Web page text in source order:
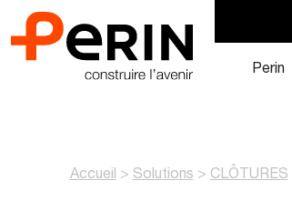
au
Perin
Accueil > Solutions > CLÔTURES